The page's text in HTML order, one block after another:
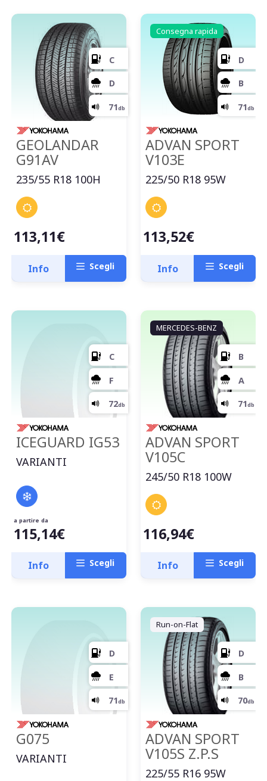
E
C
72db
GEOLANDAR
G91AV
235/55 R18 100H
113,11€
Info Scegli
Consegna rapida
ADVAN SPORT
V103E
225/50 R18 95W
113,52€
Info Scegli
ICEGUARD IG53
VARIANTI
a partire da
115,14€
Info Scegli
MERCEDES-BENZ
ADVAN SPORT
V105C
245/50 R18 100W
116,94€
Info Scegli
G075
VARIANTI
Run-on-Flat
ADVAN SPORT
V105S Z.P.S
225/55 R16 95W